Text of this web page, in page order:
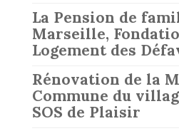
La Pension de
Marseille,
Logement des
Rénovation de la
Commune du
SOS de Plaisir